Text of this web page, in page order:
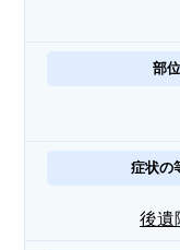
部
症状の
後遺